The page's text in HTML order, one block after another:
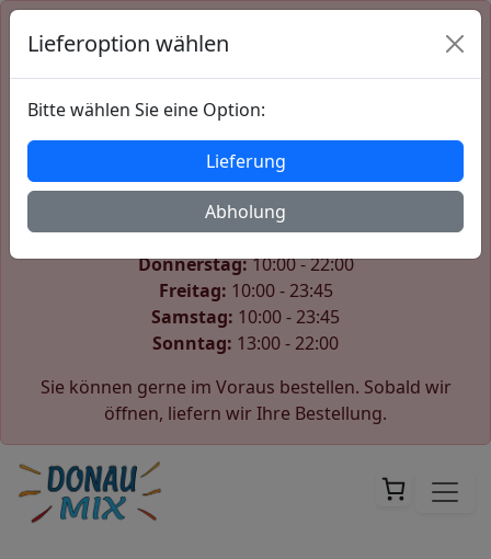
Der Shop ist derzeit geschlossen
Wir öffnen wieder am Samstag um 10:00.
Unsere Öffnungszeiten:
Montag:10:00 - 22:00
Dienstag:10:00 - 22:00
Mittwoch:10:00 - 22:00
Donnerstag:10:00 - 22:00
Freitag: 10:00 - 23:45
Samstag: 10:00 - 23:45
Sonntag: 13:00 - 22:00
Sie können gerne im Voraus bestellen. Sobald wir
öffnen, liefern wir Ihre Bestellung.
Lieferoption wählen
Bitte wählen Sie eine Option:
Lieferung
Abholung